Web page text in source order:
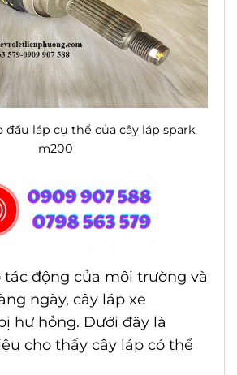
đầu láp cụ thể của cây láp spark
m200
tác động của môi trường và
ngày, cây láp xe
hư hỏng. Dưới đây là
cho thấy cây láp có thể